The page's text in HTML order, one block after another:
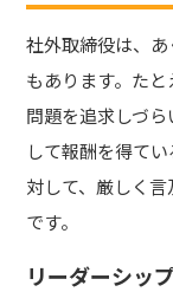
社外取締役は、
もあります。 たと
問題を追求しづ
して報酬を得て
対して、厳しく
です。
リーダーシッ